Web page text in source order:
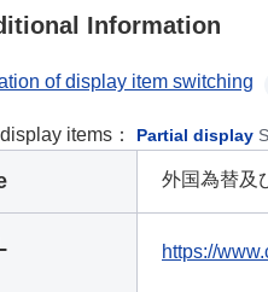
Information
of display item switching
items： Partial display
外国為替及
https://